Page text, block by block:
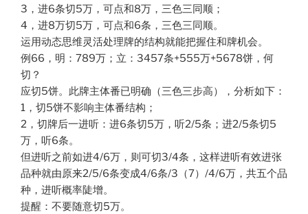
3，进6条切5万，可点和8万，三色三同顺；
4，进8万切5万，可点和6条，三色三同顺。
运用动态思维灵活处理牌的结构就能把握住和牌机会。
例66，明：789万；立：3457条+555万+5678饼，何
切？
应切5饼。此牌主体番已明确（三色三步高），分析如下：
1，切5饼不影响主体番结构；
2，切牌后一进听：进6条切5万，听2/5条；进2/5条切5
万，听6条。
但进听之前如进4/6万，则可切3/4条，这样进听有效进张
品种就由原来2/5/6条变成4/6条/3（7）/4/6万，共五个品
种，进听概率陡增。
提醒：不要随意切5万。